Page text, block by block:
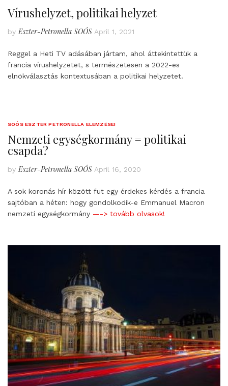
Vírushelyzet, politikai helyzet
by Eszter-Petronella SOÓS April 1, 2021
Reggel a Heti TV adásában jártam, ahol áttekintettük a
francia vírushelyzetet, s természetesen a 2022-es
elnökválasztás kontextusában a politikai helyzetet.
SOÓS ESZTER PETRONELLA ELEMZÉSEI
Nemzeti egységkormány = politikai
csapda?
by Eszter-Petronella SOÓS April 16, 2020
A sok koronás hír között fut egy érdekes kérdés a francia
sajtóban a héten: hogy gondolkodik-e Emmanuel Macron
nemzeti egységkormány —-> tovább olvasok!